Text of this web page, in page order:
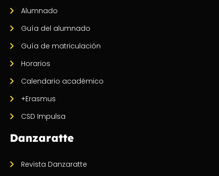
Alumnado
Guía del alumnado
Guía de matriculación
Horarios
Calendario académico
+Erasmus
CSD Impulsa
Danzaratte
Revista Danzaratte